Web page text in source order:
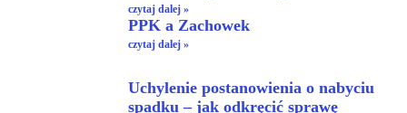
czytaj dalej »
PPK a Zachowek
czytaj dalej »
Uchylenie postanowienia o nabyciu
spadku – jak odkręcić sprawę